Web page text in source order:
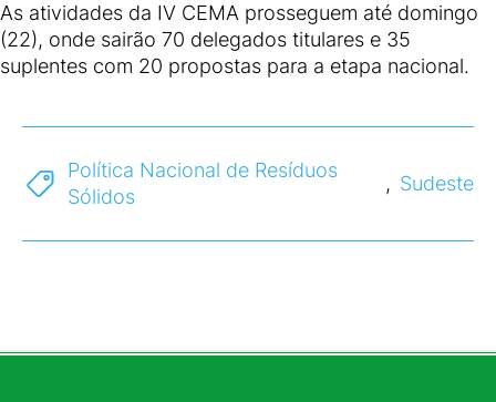
As atividades da IV CEMA prosseguem até domingo
(22), onde sairão 70 delegados titulares e 35
suplentes com 20 propostas para a etapa nacional.
Política Nacional de Resíduos
Sólidos
, Sudeste